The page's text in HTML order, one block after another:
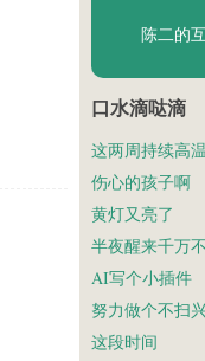
陈二的
口水滴哒滴
这两周持续高温
伤心的孩子啊
黄灯又亮了
半夜醒来千万
AI写个小插件
努力做个不扫
这段时间